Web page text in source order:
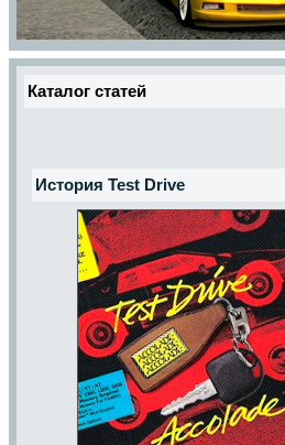
Каталог статей
История Test Drive